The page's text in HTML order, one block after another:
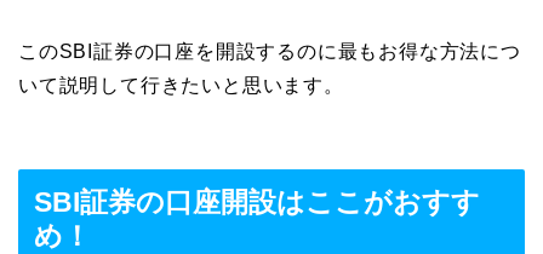
このSBI証券の口座を開設するのに最もお得な方法につ
いて説明して行きたいと思います。
SBI証券の口座開設はここがおすす
め！